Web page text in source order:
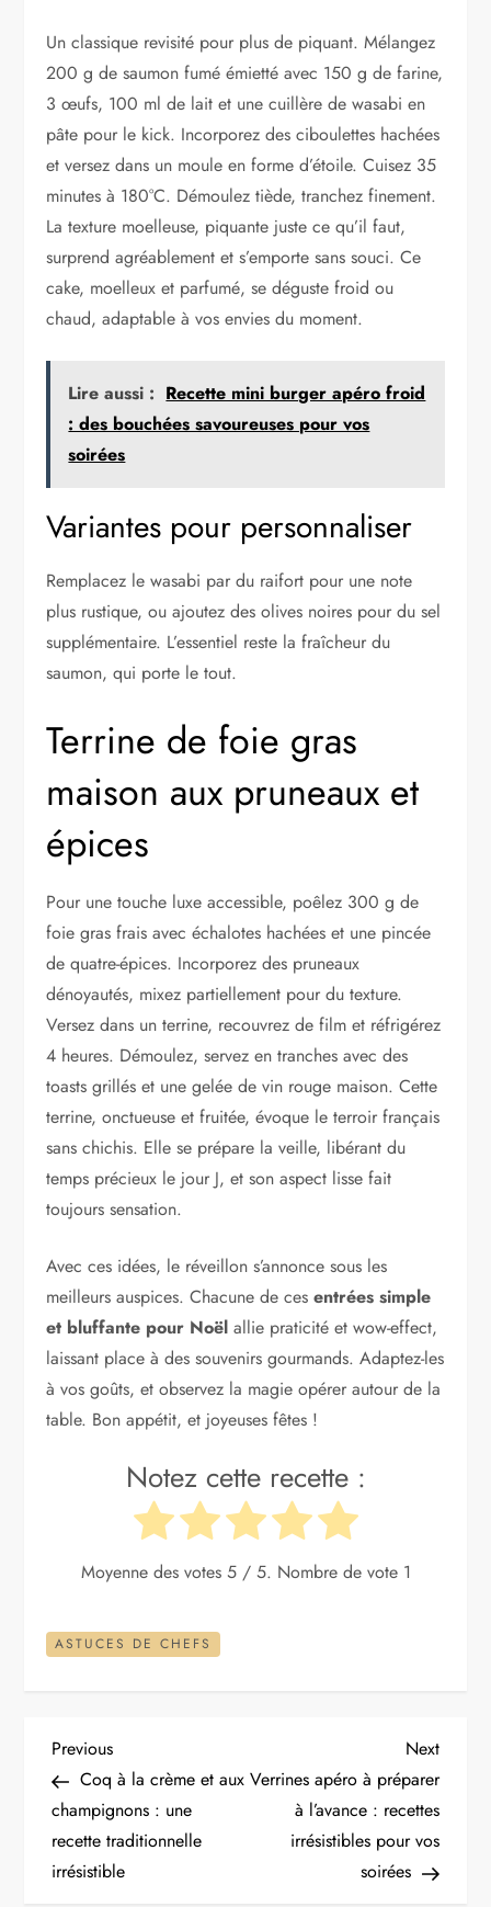
Un classique revisité pour plus de piquant. Mélangez
200 g de saumon fumé émietté avec 150 g de farine,
3 œufs, 100 ml de lait et une cuillère de wasabi en
pâte pour le kick. Incorporez des ciboulettes hachées
et versez dans un moule en forme d’étoile. Cuisez 35
minutes à 180°C. Démoulez tiède, tranchez finement.
La texture moelleuse, piquante juste ce qu’il faut,
surprend agréablement et s’emporte sans souci. Ce
cake, moelleux et parfumé, se déguste froid ou
chaud, adaptable à vos envies du moment.
Lire aussi : Recette mini burger apéro froid
: des bouchées savoureuses pour vos
soirées
Variantes pour personnaliser
Remplacez le wasabi par du raifort pour une note
plus rustique, ou ajoutez des olives noires pour du sel
supplémentaire. L’essentiel reste la fraîcheur du
saumon, qui porte le tout.
Terrine de foie gras
maison aux pruneaux et
épices
Pour une touche luxe accessible, poêlez 300 g de
foie gras frais avec échalotes hachées et une pincée
de quatre-épices. Incorporez des pruneaux
dénoyautés, mixez partiellement pour du texture.
Versez dans un terrine, recouvrez de film et réfrigérez
4 heures. Démoulez, servez en tranches avec des
toasts grillés et une gelée de vin rouge maison. Cette
terrine, onctueuse et fruitée, évoque le terroir français
sans chichis. Elle se prépare la veille, libérant du
temps précieux le jour J, et son aspect lisse fait
toujours sensation.
Avec ces idées, le réveillon s’annonce sous les
meilleurs auspices. Chacune de cesentrées simple
et bluffante pour Noël allie praticité et wow-effect,
laissant place à des souvenirs gourmands. Adaptez-les
à vos goûts, et observez la magie opérer autour de la
table. Bon appétit, et joyeuses fêtes !
Notez cette recette :
Moyenne des votes 5/ 5. Nombre de vote 1
ASTUCES DE CHEFS
N
a
v
Previous
Post
Previous
Coq à la crème et aux
champignons : une
recette traditionnelle
irrésistible
Next
Post
Next
Verrines apéro à préparer
à l’avance : recettes
irrésistibles pour vos
soirées